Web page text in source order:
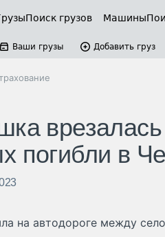
Поиск грузов Машины
Ваши грузы Добавить груз
погибли в
на автодороге между